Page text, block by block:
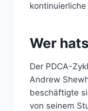
Wer
Der PDCA-
Andrew
beschäftigte
von seinem